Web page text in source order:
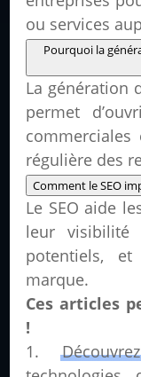
ou services
Pourquoi la
La génération
permet
régulière des
Comment le SEO
Le SEO aide
leur visibilité
potentiels,
marque.
Ces articles
!